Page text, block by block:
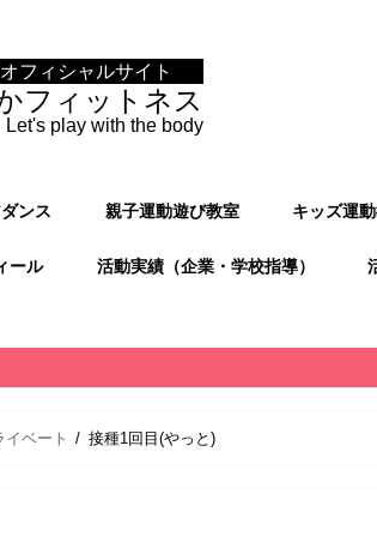
フィシャルサイト
フィットネス
Let's play with the body
ンス 親子運動遊び教室 キッズ運
ール 活動実績（企業・学校指導）
イベート 接種1回目(やっと)